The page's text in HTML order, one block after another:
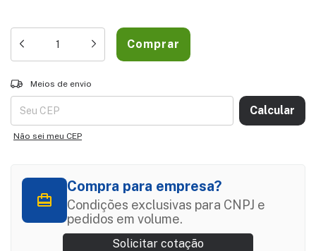
Entregas para o CEP:
Meios de envio
Calcular
Não sei meu CEP
Compra para empresa?
Condições exclusivas para CNPJ e
pedidos em volume.
Solicitar cotação